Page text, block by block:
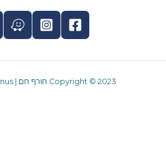
Copyright © 2023 חורף חם | Made by Platinus